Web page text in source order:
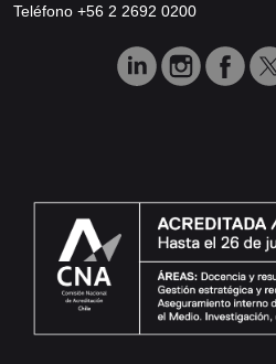
Teléfono +56 2 2692 0200